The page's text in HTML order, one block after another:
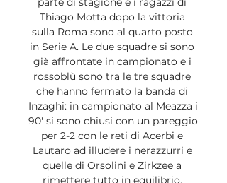
Thiago Motta dopo la vittoria
sulla Roma sono al quarto posto
in Serie A. Le due squadre si sono
già affrontate in campionato e i
rossoblù sono tra le tre squadre
che hanno fermato la banda di
Inzaghi: in campionato al Meazza i
90′ si sono chiusi con un pareggio
per 2-2 con le reti di Acerbi e
Lautaro ad illudere i nerazzurri e
quelle di Orsolini e Zirkzee a
rimettere tutto in equilibrio.